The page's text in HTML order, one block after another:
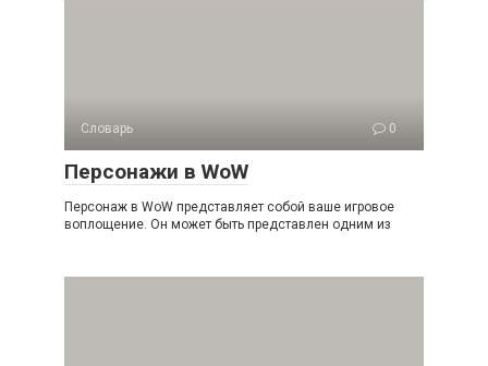
Словарь 0
Персонажи в WoW
Персонаж в WoW представляет собой ваше игровое
воплощение. Он может быть представлен одним из